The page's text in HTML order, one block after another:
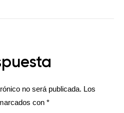
no será publicada. Los
con *